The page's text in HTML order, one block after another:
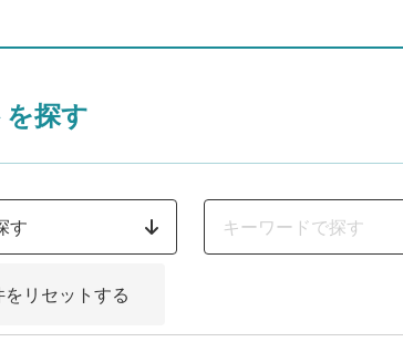
探す
す
をリセットする